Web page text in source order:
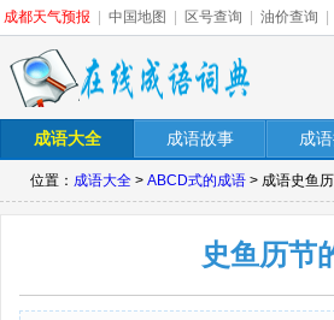
成都天气预报 中国地图 区号查询 油价查询
成语大全 成语故事 成
位置： 成语大全 > ABCD式的成语 > 成语史鱼
史鱼历节